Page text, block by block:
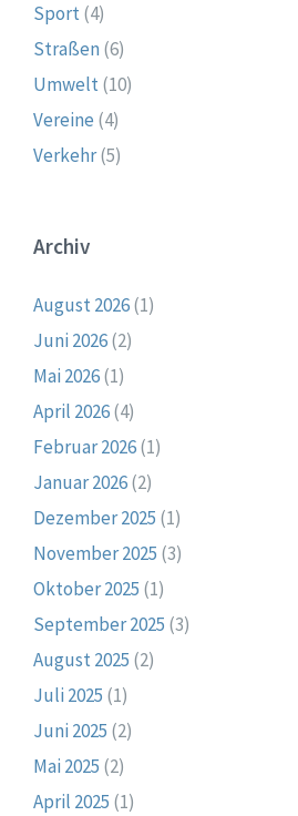
Sport(4)
Straßen (6)
Umwelt(10)
Vereine (4)
Verkehr(5)
Archiv
August 2026(1)
Juni 2026(2)
Mai 2026(1)
April 2026(4)
Februar 2026(1)
Januar 2026(2)
Dezember 2025 (1)
November 2025 (3)
Oktober 2025 (1)
September 2025 (3)
August 2025 (2)
Juli 2025 (1)
Juni 2025 (2)
Mai 2025 (2)
April 2025 (1)